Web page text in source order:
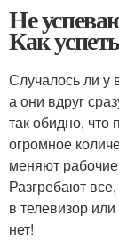
Не
Как
Случалось ли у
а они вдруг
так обидно, что
огромное
меняют
Разгребают
в телевизор
нет!